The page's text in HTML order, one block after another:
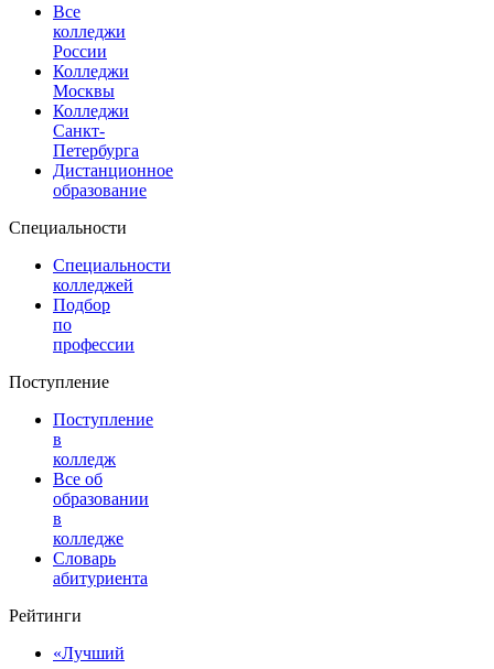
Все
колледжи
России
Колледжи
Москвы
Колледжи
Санкт-
Петербурга
Дистанционное
образование
Специальности
Специальности
колледжей
Подбор
по
профессии
Поступление
Поступление
в
колледж
Все об
образовании
в
колледже
Словарь
абитуриента
Рейтинги
«Лучший